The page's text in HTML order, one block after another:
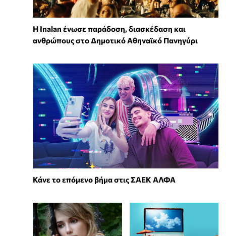
Η Inalan ένωσε παράδοση, διασκέδαση και
ανθρώπους στο Δημοτικό Αθηναϊκό Πανηγύρι
Κάνε το επόμενο βήμα στις ΣΑΕΚ ΑΛΦΑ